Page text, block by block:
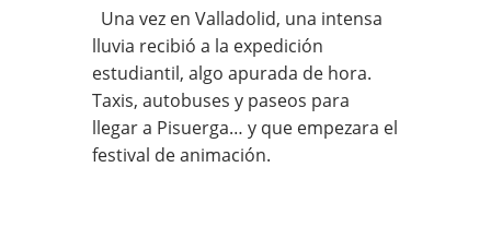
Una vez en Valladolid, una intensa
lluvia recibió a la expedición
estudiantil, algo apurada de hora.
Taxis, autobuses y paseos para
llegar a Pisuerga… y que empezara el
festival de animación.